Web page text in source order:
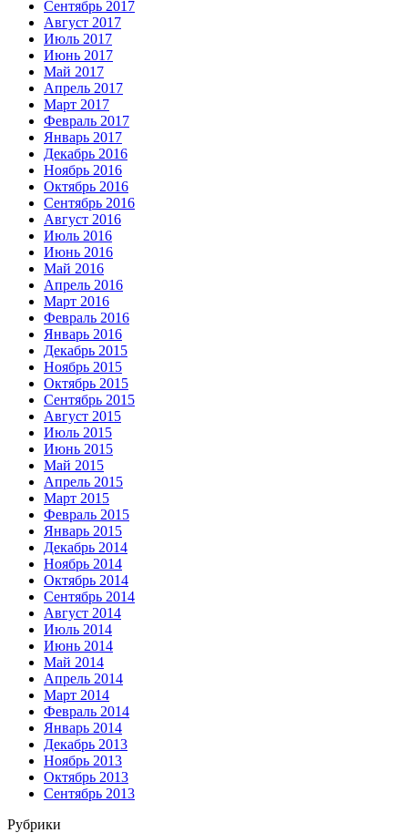
Сентябрь 2017
Август 2017
Июль 2017
Июнь 2017
Май 2017
Апрель 2017
Март 2017
Февраль 2017
Январь 2017
Декабрь 2016
Ноябрь 2016
Октябрь 2016
Сентябрь 2016
Август 2016
Июль 2016
Июнь 2016
Май 2016
Апрель 2016
Март 2016
Февраль 2016
Январь 2016
Декабрь 2015
Ноябрь 2015
Октябрь 2015
Сентябрь 2015
Август 2015
Июль 2015
Июнь 2015
Май 2015
Апрель 2015
Март 2015
Февраль 2015
Январь 2015
Декабрь 2014
Ноябрь 2014
Октябрь 2014
Сентябрь 2014
Август 2014
Июль 2014
Июнь 2014
Май 2014
Апрель 2014
Март 2014
Февраль 2014
Январь 2014
Декабрь 2013
Ноябрь 2013
Октябрь 2013
Сентябрь 2013
Рубрики